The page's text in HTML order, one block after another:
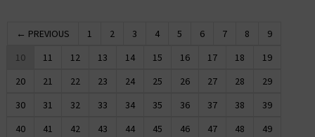
← PREVIOUS 1 2 3 4 5 6 7 8
9
10
11 12 13 14 15 16 17 18
19
20
21 22 23 24 25 26 27 28
29
30
31 32 33 34 35 36 37 38
39
40
41 42 43 44 45 46 47 48
49